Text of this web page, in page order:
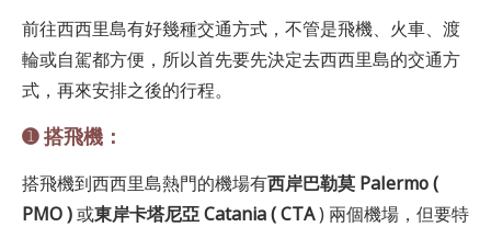
前往西西里島有好幾種交通方式，不管是飛機、火車、渡
輪或自駕都方便，所以首先要先決定去西西里島的交通方
式，再來安排之後的行程。
➊ 搭飛機：
搭飛機到西西里島熱門的機場有西岸巴勒莫 Palermo (
PMO )或東岸卡塔尼亞 Catania ( CTA) 兩個機場，但要特